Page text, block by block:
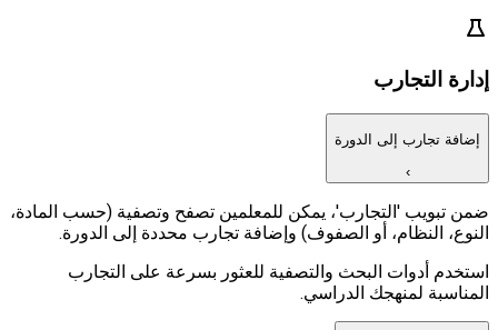
إدارة التجارب
إضافة تجارب إلى الدورة
›
ضمن تبويب 'التجارب'، يمكن للمعلمين تصفح وتصفية (حسب المادة،
النوع، النظام، أو الصفوف) وإضافة تجارب محددة إلى الدورة.
استخدم أدوات البحث والتصفية للعثور بسرعة على التجارب
المناسبة لمنهجك الدراسي.